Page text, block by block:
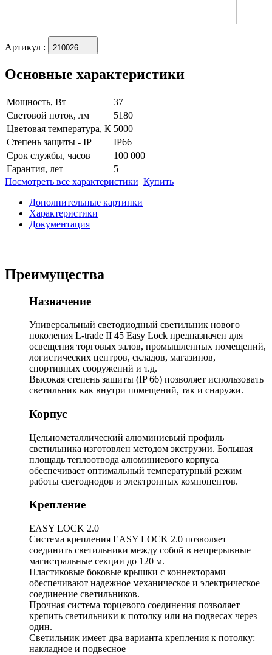
Артикул : 210026
Основные характеристики
Мощность, Вт
37
Световой поток, лм
5180
Цветовая температура, К 5000
Степень защиты - IP
IP66
Срок службы, часов
100 000
Гарантия, лет
5
Посмотреть все характеристики Купить
Дополнительные картинки
Характеристики
Документация
Преимущества
Назначение
Универсальный светодиодный светильник нового
поколения L-trade II 45 Easy Lock предназначен для
освещения торговых залов, промышленных помещений,
логистических центров, складов, магазинов,
спортивных сооружений и т.д.
Высокая степень защиты (IP 66) позволяет использовать
светильник как внутри помещений, так и снаружи.
Корпус
Цельнометаллический алюминиевый профиль
светильника изготовлен методом экструзии. Большая
площадь теплоотвода алюминиевого корпуса
обеспечивает оптимальный температурный режим
работы светодиодов и электронных компонентов.
Крепление
EASY LOCK 2.0
Система крепления EASY LOCK 2.0 позволяет
соединить светильники между собой в непрерывные
магистральные секции до 120 м.
Пластиковые боковые крышки с коннекторами
обеспечивают надежное механическое и электрическое
соединение светильников.
Прочная система торцевого соединения позволяет
крепить светильники к потолку или на подвесах через
один.
Светильник имеет два варианта крепления к потолку:
накладное и подвесное